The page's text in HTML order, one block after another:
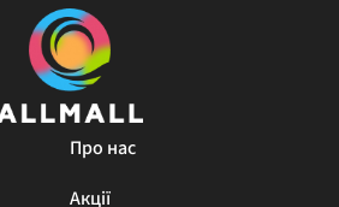
Про нас
Акції